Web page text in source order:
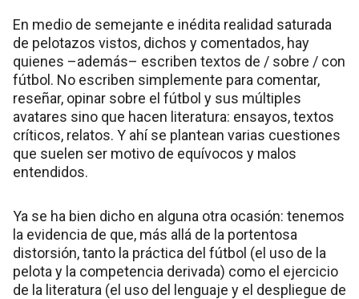
En medio de semejante e inédita realidad saturada
de pelotazos vistos, dichos y comentados, hay
quienes –además– escriben textos de / sobre / con
fútbol. No escriben simplemente para comentar,
reseñar, opinar sobre el fútbol y sus múltiples
avatares sino que hacen literatura: ensayos, textos
críticos, relatos. Y ahí se plantean varias cuestiones
que suelen ser motivo de equívocos y malos
entendidos.
Ya se ha bien dicho en alguna otra ocasión: tenemos
la evidencia de que, más allá de la portentosa
distorsión, tanto la práctica del fútbol (el uso de la
pelota y la competencia derivada) como el ejercicio
de la literatura (el uso del lenguaje y el despliegue de